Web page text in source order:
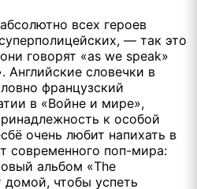
всех героев
— так это
говорят «as we speak»
Английские словечки в
французский
в «Войне и мире»,
к особой
очень любит напихать в
современного поп-мира:
альбом «The
домой, чтобы успеть